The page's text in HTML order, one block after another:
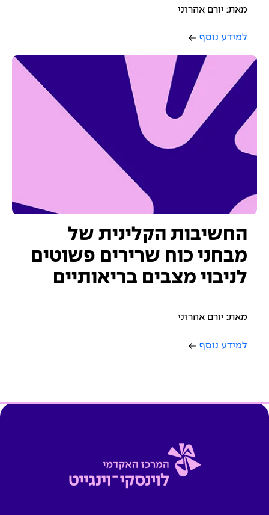
מאת: יורם אהרוני
למידע נוסף
החשיבות הקלינית של
מבחני כוח שרירים פשוטים
לניבוי מצבים בריאותיים
מאת: יורם אהרוני
למידע נוסף